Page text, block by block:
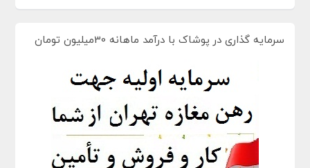
سرمایه گذاری در پوشاک با درآمد ماهانه 30میلیون تومان